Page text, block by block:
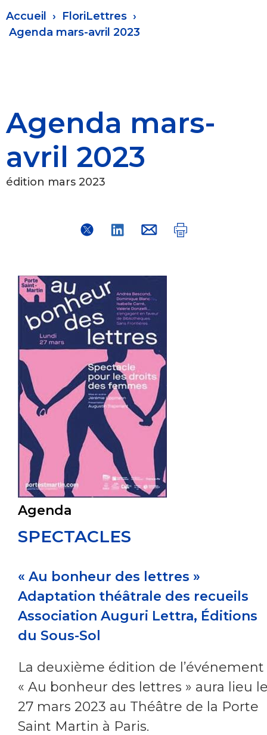
Fil
d'Ariane
Accueil
FloriLettres
Agenda mars-avril 2023
Agenda mars-
avril 2023
édition mars 2023
Agenda
SPECTACLES
« Au bonheur des lettres »
Adaptation théâtrale des recueils
Association Auguri Lettra, Éditions
du Sous-Sol
La deuxième édition de l’événement
« Au bonheur des lettres » aura lieu
27 mars 2023 au Théâtre de la Porte
Saint Martin à Paris.